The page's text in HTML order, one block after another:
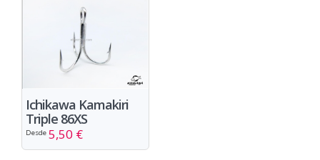
Ichikawa Kamakiri
Triple 86XS
Desde 5,50 €